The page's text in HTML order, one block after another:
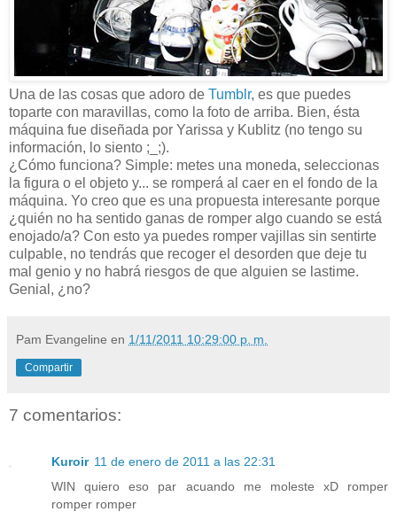
Una de las cosas que adoro de Tumblr, es que puedes
toparte con maravillas, como la foto de arriba. Bien, ésta
máquina fue diseñada por Yarissa y Kublitz (no tengo su
información, lo siento ;_;).
¿Cómo funciona? Simple: metes una moneda, seleccionas
la figura o el objeto y... se romperá al caer en el fondo de la
máquina. Yo creo que es una propuesta interesante porque
¿quién no ha sentido ganas de romper algo cuando se está
enojado/a? Con esto ya puedes romper vajillas sin sentirte
culpable, no tendrás que recoger el desorden que deje tu
mal genio y no habrá riesgos de que alguien se lastime.
Genial, ¿no?
Pam Evangeline en 1/11/2011 10:29:00 p. m.
Compartir
7 comentarios:
Kuroir 11 de enero de 2011 a las 22:31
WIN quiero eso par acuando me moleste xD romper
romper romper